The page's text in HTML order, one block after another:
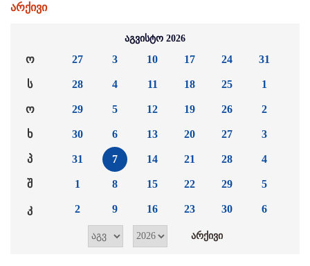
არქივი
აგვისტო 2026
ო
ს
ო
ხ
პ
შ
კ
27
28
29
30
31
1
2
3
4
5
6
7
8
9
10
11
12
13
14
15
16
17
18
19
20
21
22
23
24
25
26
27
28
29
30
31
1
2
3
4
5
6